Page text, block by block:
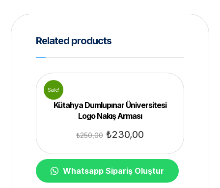
Related products
Kütahya Dumlupınar Üniversitesi
Logo Nakış Arması
₺250,00 ₺230,00
Sale!
Whatsapp Sipariş Oluştur